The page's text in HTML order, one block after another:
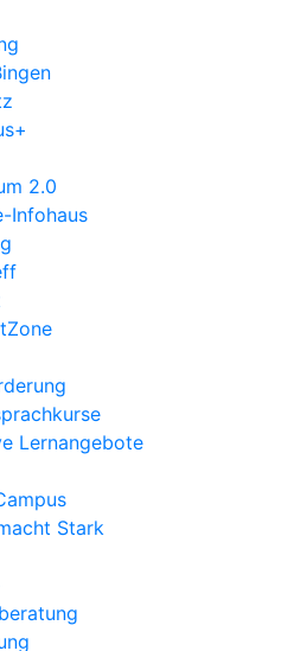
2.0
Infohaus
Lernangebote
Stark